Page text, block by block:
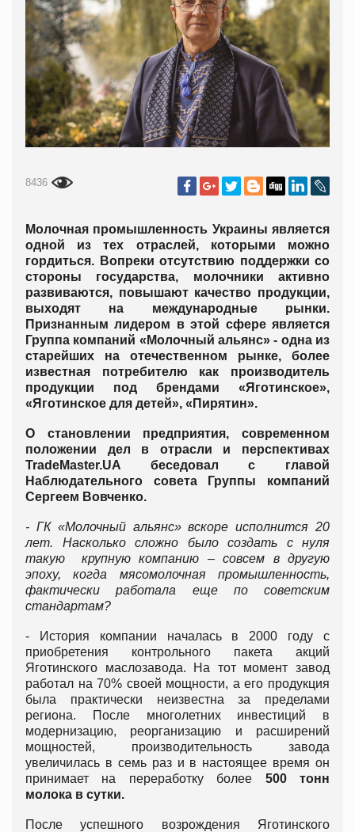
8436
Молочная промышленность Украины является
одной из тех отраслей, которыми можно
гордиться. Вопреки отсутствию поддержки со
стороны государства, молочники активно
развиваются, повышают качество продукции,
выходят на международные рынки.
Признанным лидером в этой сфере является
Группа компаний «Молочный альянс» - одна из
старейших на отечественном рынке, более
известная потребителю как производитель
продукции под брендами «Яготинское»,
«Яготинское для детей», «Пирятин».
О становлении предприятия, современном
положении дел в отрасли и перспективах
TradeMaster.UA беседовал с главой
Наблюдательного совета Группы компаний
Сергеем Вовченко.
- ГК «Молочный альянс» вскоре исполнится 20
лет. Насколько сложно было создать с нуля
такую крупную компанию – совсем в другую
эпоху, когда мясомолочная промышленность,
фактически работала еще по советским
стандартам?
- История компании началась в 2000 году с
приобретения контрольного пакета акций
Яготинского маслозавода. На тот момент завод
работал на 70% своей мощности, а его продукция
была практически неизвестна за пределами
региона. После многолетних инвестиций в
модернизацию, реорганизацию и расширений
мощностей, производительность завода
увеличилась в семь раз и в настоящее время он
принимает на переработку более 500 тонн
молока в сутки.
После успешного возрождения Яготинского